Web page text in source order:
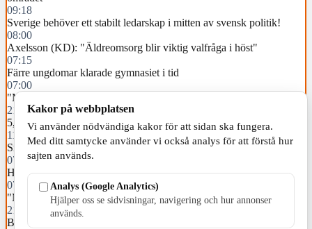
09:18
Sverige behöver ett stabilt ledarskap i mitten av svensk politik!
08:00
Axelsson (KD): "Äldreomsorg blir viktig valfråga i höst"
07:15
Färre ungdomar klarade gymnasiet i tid
07:00
"Min sommar med Glenn": Ett bussigt stormöte
21:48
5,2 miljoner till länet
11:00
Små beslut förändrar ett helt land
07:25
Högre elpriser än i juli i fjol
07:00
"Min sommar med Glenn": På populärt cafébesök
21:26
Barn påkörd av buss i Taberg
Kakor på webbplatsen
Vi använder nödvändiga kakor för att sidan ska fungera.
Med ditt samtycke använder vi också analys för att förstå hur
sajten används.
Analys (Google Analytics)
Hjälper oss se sidvisningar, navigering och hur annonser
används.